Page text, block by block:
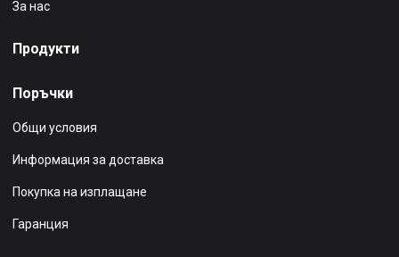
За нас
Продукти
Поръчки
Общи условия
Информация за доставка
Покупка на изплащане
Гаранция